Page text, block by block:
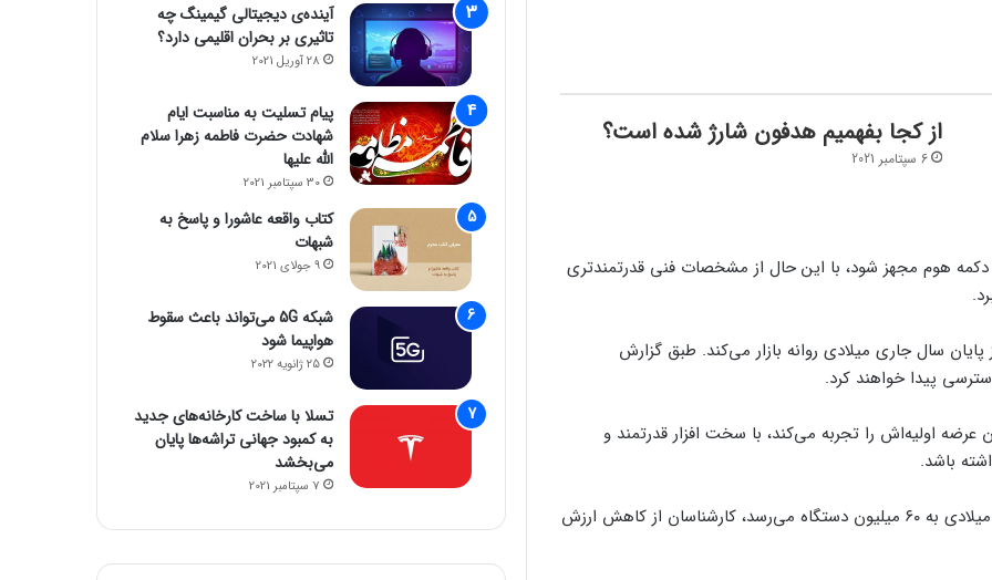
از کجا بفهمیم هدفون شارژ شده است؟
6 سپتامبر 2021
۹ همچنان به نمایشگر ۱۰.۲ اینچی با دکمه هوم مجهز شود، با این حال از مشخصات فنی قدرتمندتری
سال جاری میلادی روانه بازار می‌کند. طبق گزارش
عرضه اولیه‌اش را تجربه می‌کند، با سخت افزار قدرتمند و
باشد.
با وجودی که گفته می‌شود فروش آیپدها در سال جاری میلادی به ۶۰ میلیون دستگاه می‌رسد، کارشناسان از کاهش ارزش
آینده‌ی دیجیتالی گیمینگ چه
تاثیری بر بحران اقلیمی دارد؟
28 آوریل 2021
پیام تسلیت به مناسبت ایام
شهادت حضرت فاطمه زهرا سلام
الله علیها
30 سپتامبر 2021
کتاب واقعه عاشورا و پاسخ به
شبهات
9 جولای 2021
شبکه 5G می‌تواند باعث سقوط
هواپیما شود
25 ژانویه 2022
تسلا با ساخت کارخانه‌های جدید
به کمبود جهانی تراشه‌ها پایان
می‌بخشد
7 سپتامبر 2021